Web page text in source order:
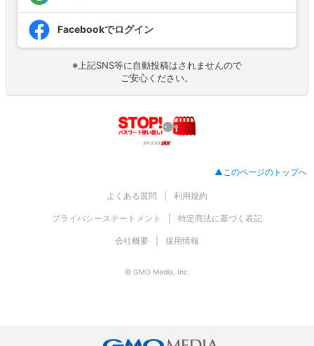
Facebookでログイン
※上記SNS等に自動投稿はされませんので
ご安心ください。
▲このページのトップへ
よくある質問 利用規約
プライバシーステートメント 特定商法に基づく表記
会社概要 採用情報
© GMO Media, Inc.